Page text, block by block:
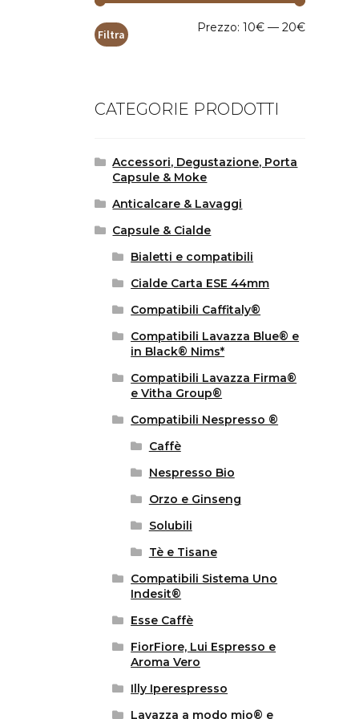
Prezzo
Prezzo
Filtra Prezzo: 10€— 20€
CATEGORIE PRODOTTI
Accessori, Degustazione, Porta
Capsule & Moke
Anticalcare & Lavaggi
Capsule & Cialde
Bialetti e compatibili
Cialde Carta ESE 44mm
Compatibili Caffitaly®
Compatibili Lavazza Blue® e
in Black® Nims*
Compatibili Lavazza Firma®
e Vitha Group®
Compatibili Nespresso ®
Caffè
Nespresso Bio
Orzo e Ginseng
Solubili
Tè e Tisane
Compatibili Sistema Uno
Indesit®
Esse Caffè
FiorFiore, Lui Espresso e
Aroma Vero
Illy Iperespresso
Lavazza a modo mio® e